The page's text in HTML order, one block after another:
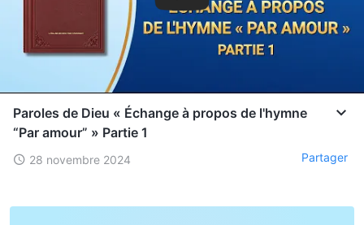
Paroles de Dieu « Échange à propos de l'hymne
“Par amour” » Partie 1
28 novembre 2024 Partager